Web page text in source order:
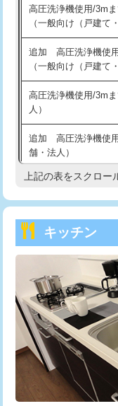
交換・取付(排水栓・
（P/S/ポップアップ
交換・取付（その他
持込商品取付（単水
持込商品取付（混合水
持込商品取付（浄水
持込商品取付（温水
持込商品取付（普通
給水管工事※（ホール
給水管工事※（バン
給水管工事※（支持
給水管工事※（保温
め込み）)
給水管工事※（土の
高圧洗浄機使用/3m
（一般向け（戸建て
追加 高圧洗浄機使
（一般向け（戸建て
高圧洗浄機使用/3m
人）
追加 高圧洗浄機使
舗・法人）
高度高圧洗浄換
トーラー機使用/3mま
追加トーラー機使用/
カメラ調査
桝清掃
止水・漏水調査・防
理・調整・分解・加
止水・漏水調査・防
上記の表をスクロー
キッチン